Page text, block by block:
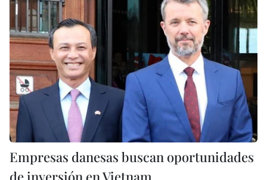
Empresas danesas buscan oportunidades